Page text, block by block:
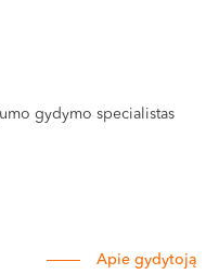
gydymo specialistas
Apie gydytoją